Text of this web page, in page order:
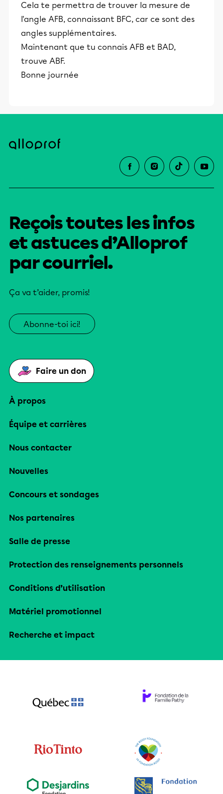
Cela te permettra de trouver la mesure de
l'angle AFB, connaissant BFC, car ce sont des
angles supplémentaires.
Maintenant que tu connais AFB et BAD,
trouve ABF.
Bonne journée
Reçois toutes les infos
et astuces d’Alloprof
par courriel.
Ça va t’aider, promis!
Abonne-toi ici!
Faire un don
À propos
Équipe et carrières
Nous contacter
Nouvelles
Concours et sondages
Nos partenaires
Salle de presse
Protection des renseignements personnels
Conditions d’utilisation
Matériel promotionnel
Recherche et impact